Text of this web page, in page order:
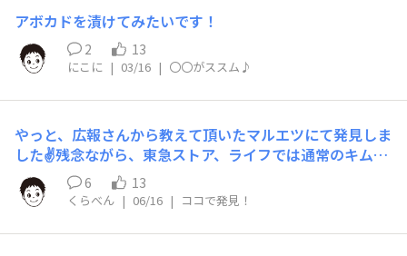
アボカドを漬けてみたいです！
2 13
にこに | 03/16 | 〇〇がススム♪
やっと、広報さんから教えて頂いたマルエツにて発見しま
した✌️残念ながら、東急ストア、ライフでは通常のキムチ
だけしか無かった…
6 13
くらべん | 06/16 | ココで発見！